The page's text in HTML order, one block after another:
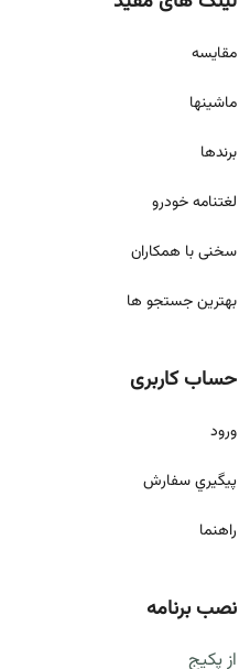
مقايسه
ماشینها
برندها
لغتنامه خودرو
سخنی با همکاران
بهترین جستجو ها
حساب کاربری
ورود
پيگيري سفارش
راهنما
نصب برنامه
از پکیج